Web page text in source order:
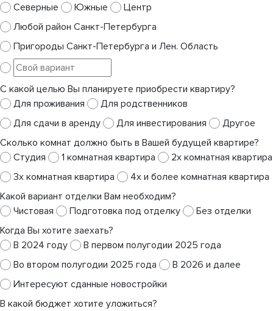
Северные
Южные
Центр
Любой район Санкт-Петербурга
Пригороды Санкт-Петербурга и Лен. Область
С какой целью Вы планируете приобрести квартиру?
Для проживания
Для родственников
Для сдачи в аренду
Для инвестирования
Другое
Сколько комнат должно быть в Вашей будущей квартире?
Студия
1 комнатная квартира
2х комнатная квартира
3х комнатная квартира
4х и более комнатная квартира
Какой вариант отделки Вам необходим?
Чистовая
Подготовка под отделку
Без отделки
Когда Вы хотите заехать?
В 2024 году
В первом полугодии 2025 года
Во втором полугодии 2025 года
В 2026 и далее
Интересуют сданные новостройки
В какой бюджет хотите уложиться?